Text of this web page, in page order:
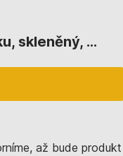
skleněný, …
až bude produkt